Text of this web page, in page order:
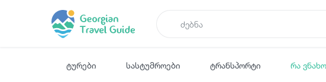
ტურები სასტუმროები ტრანსპორტი რა